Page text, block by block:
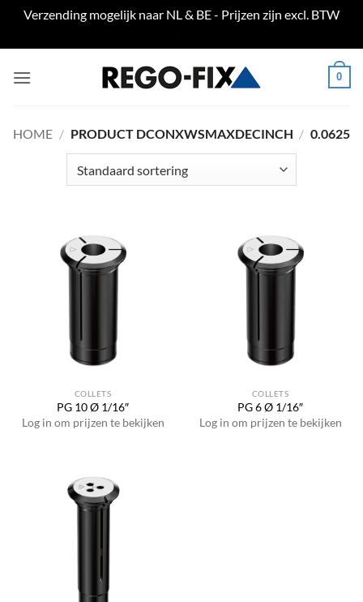
Verzending mogelijk naar NL & BE - Prijzen zijn excl. BTW
naar
0
HOME / PRODUCT DCONXWSMAXDECINCH / 0.0625
COLLETS
PG 10 Ø 1/16″
Log in om prijzen te bekijken
COLLETS
PG 6 Ø 1/16″
Log in om prijzen te bekijken